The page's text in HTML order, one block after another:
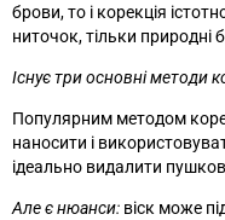
брови, то і корекція
ниточок, тільки природні
Існує три основні методи
Популярним методом
наносити і
ідеально видалити
Але є нюанси: віск може